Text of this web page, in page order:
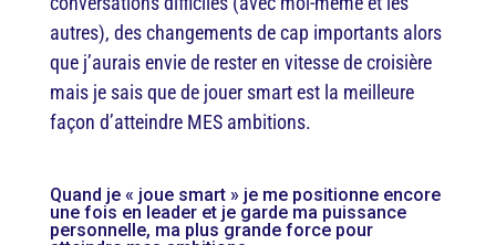
autres), des changements de cap importants alors
que j’aurais envie de rester en vitesse de croisière
mais je sais que de jouer smart est la meilleure
façon d’atteindre MES ambitions.
Quand je « joue smart » je me positionne encore
une fois en leader et je garde ma puissance
personnelle, ma plus grande force pour